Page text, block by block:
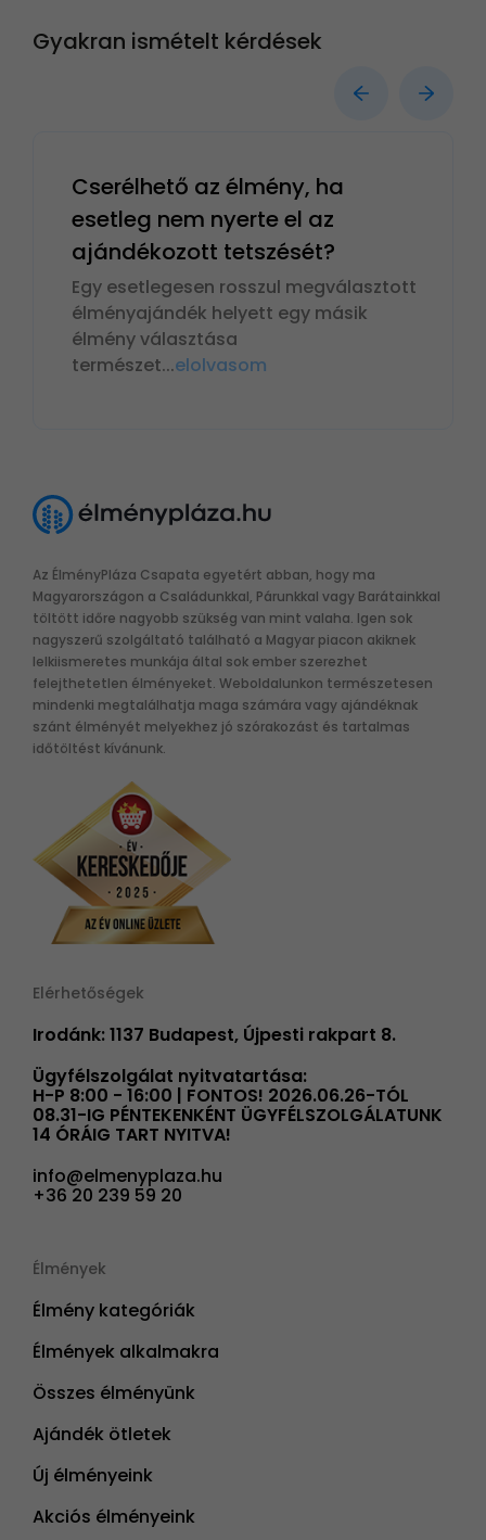
Gyakran ismételt kérdések
Cserélhető az élmény, ha
esetleg nem nyerte el az
ajándékozott tetszését?
Egy esetlegesen rosszul megválasztott
élményajándék helyett egy másik
élmény választása
természet...elolvasom
Az ÉlményPláza Csapata egyetért abban, hogy ma
Magyarországon a Családunkkal, Párunkkal vagy Barátainkkal
töltött időre nagyobb szükség van mint valaha. Igen sok
nagyszerű szolgáltató található a Magyar piacon akiknek
lelkiismeretes munkája által sok ember szerezhet
felejthetetlen élményeket. Weboldalunkon természetesen
mindenki megtalálhatja maga számára vagy ajándéknak
szánt élményét melyekhez jó szórakozást és tartalmas
időtöltést kívánunk.
Elérhetőségek
Irodánk: 1137 Budapest, Újpesti rakpart 8.
Ügyfélszolgálat nyitvatartása:
H-P 8:00 - 16:00 | FONTOS! 2026.06.26-TÓL
08.31-IG PÉNTEKENKÉNT ÜGYFÉLSZOLGÁLATUNK
14 ÓRÁIG TART NYITVA!
info@elmenyplaza.hu
+36 20 239 59 20
Élmények
Élmény kategóriák
Élmények alkalmakra
Összes élményünk
Ajándék ötletek
Új élményeink
Akciós élményeink